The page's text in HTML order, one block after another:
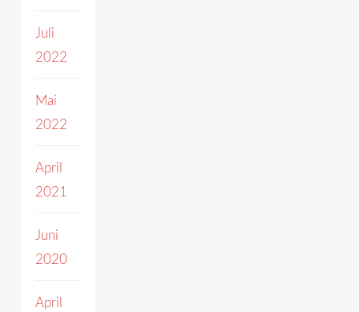
Juli
2022
Mai
2022
April
2021
Juni
2020
April